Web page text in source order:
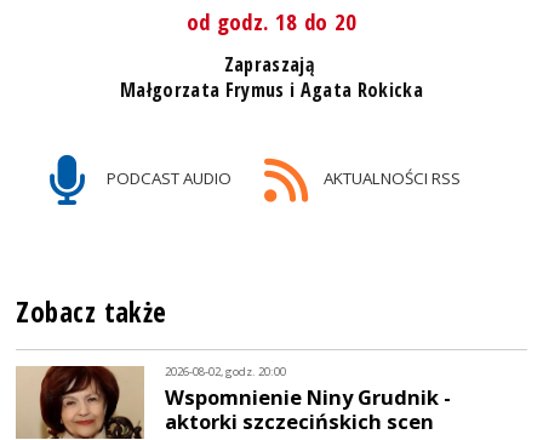
od godz. 18 do 20
Zapraszają
Małgorzata Frymus i Agata Rokicka
PODCAST AUDIO AKTUALNOŚCI RSS
Zobacz także
2026-08-02, godz. 20:00
Wspomnienie Niny Grudnik -
aktorki szczecińskich scen